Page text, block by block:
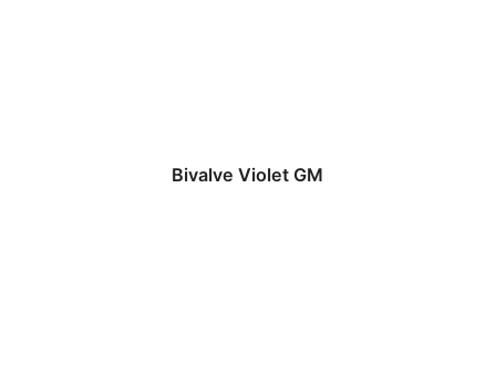
Bivalve Violet GM